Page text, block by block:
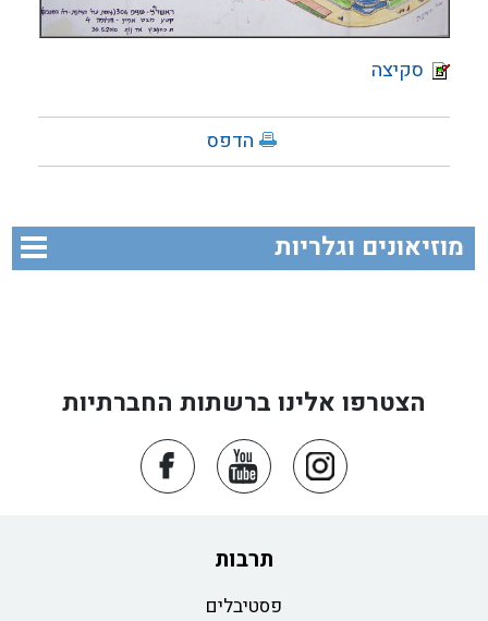
סקיצה
הדפס
מוזיאונים וגלריות
הצטרפו אלינו ברשתות החברתיות
תרבות
פסטיבלים